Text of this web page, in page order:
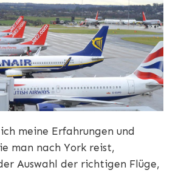
meine Erfahrungen und
man nach York reist,
Auswahl der richtigen Flüge,